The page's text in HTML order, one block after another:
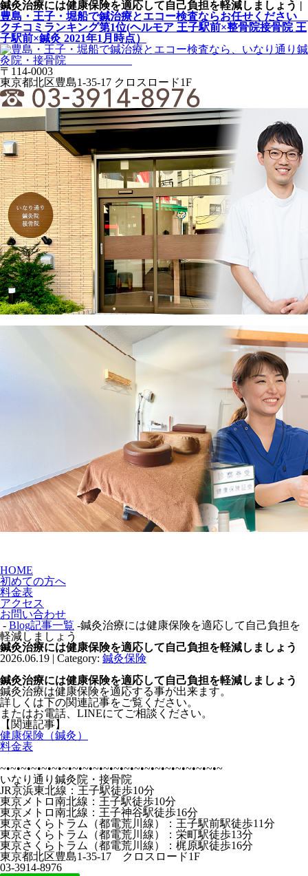
鍼灸治療には健康保険を適応して自己負担を軽減しましょう |
豊島・王子・堀船で鍼治療とエコー検査ならお任せください
クチコミランキング第1位(ヘルモア 王子駅前×整骨院接骨院 王
子駅前×鍼灸 2021年1月時点）
〒114-0003
東京都北区豊島1-35-17 クロスロード1F
HOME
初めての方へ
料金表
アクセス
お問い合わせ
- Blog記事一覧 -鍼灸治療には健康保険を適応して自己負担を
軽減しましょう
鍼灸治療には健康保険を適応して自己負担を軽減しましょう
2026.06.19 | Category: 鍼灸保険
鍼灸治療には健康保険を適応して自己負担を軽減しましょう
鍼灸治療は健康保険を適応する事が出来ます。
詳しくは下の関連記事をご覧ください。
またはお電話、LINEにてご相談ください。
【関連記事】
健康保険（鍼灸）
料金表
~•~•~•~•~•~•~•~•~•~•~•~•~•~•~•~•~•~•~•~•~•~
いなり通り鍼灸院・接骨院
JR京浜東北線：王子駅徒歩10分
東京メトロ南北線：王子駅徒歩10分
東京メトロ南北線：王子神谷駅徒歩16分
東京さくらトラム（都電荒川線）：王子駅前駅徒歩11分
東京さくらトラム（都電荒川線）：栄町駅徒歩13分
東京さくらトラム（都電荒川線）：梶原駅徒歩16分
東京都北区豊島1-35-17 クロスロード1F
03-3914-8976